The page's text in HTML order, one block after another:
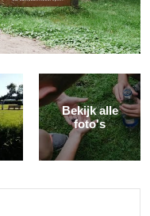
Bekijk alle
foto's